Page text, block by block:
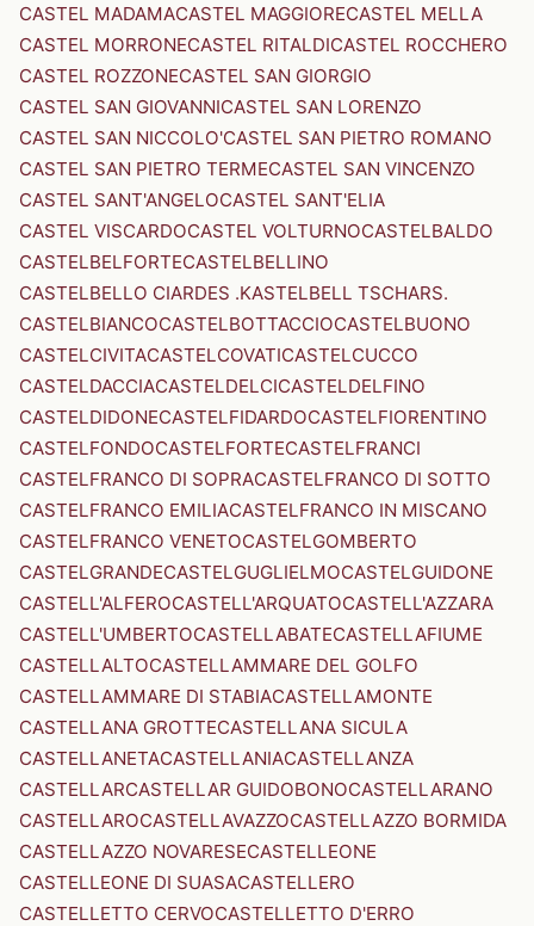
CASTEL MADAMACASTEL MAGGIORECASTEL MELLA
CASTEL MORRONECASTEL RITALDICASTEL ROCCHERO
CASTEL ROZZONECASTEL SAN GIORGIO
CASTEL SAN GIOVANNICASTEL SAN LORENZO
CASTEL SAN NICCOLO'CASTEL SAN PIETRO ROMANO
CASTEL SAN PIETRO TERMECASTEL SAN VINCENZO
CASTEL SANT'ANGELOCASTEL SANT'ELIA
CASTEL VISCARDOCASTEL VOLTURNOCASTELBALDO
CASTELBELFORTECASTELBELLINO
CASTELBELLO CIARDES .KASTELBELL TSCHARS.
CASTELBIANCOCASTELBOTTACCIOCASTELBUONO
CASTELCIVITACASTELCOVATICASTELCUCCO
CASTELDACCIACASTELDELCICASTELDELFINO
CASTELDIDONECASTELFIDARDOCASTELFIORENTINO
CASTELFONDOCASTELFORTECASTELFRANCI
CASTELFRANCO DI SOPRACASTELFRANCO DI SOTTO
CASTELFRANCO EMILIACASTELFRANCO IN MISCANO
CASTELFRANCO VENETOCASTELGOMBERTO
CASTELGRANDECASTELGUGLIELMOCASTELGUIDONE
CASTELL'ALFEROCASTELL'ARQUATOCASTELL'AZZARA
CASTELL'UMBERTOCASTELLABATECASTELLAFIUME
CASTELLALTOCASTELLAMMARE DEL GOLFO
CASTELLAMMARE DI STABIACASTELLAMONTE
CASTELLANA GROTTECASTELLANA SICULA
CASTELLANETACASTELLANIACASTELLANZA
CASTELLARCASTELLAR GUIDOBONOCASTELLARANO
CASTELLAROCASTELLAVAZZOCASTELLAZZO BORMIDA
CASTELLAZZO NOVARESECASTELLEONE
CASTELLEONE DI SUASACASTELLERO
CASTELLETTO CERVOCASTELLETTO D'ERRO